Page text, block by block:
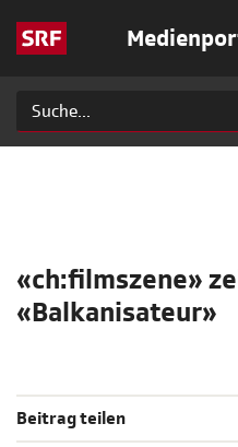
«ch:filmszene»
«Balkanisateur»
Beitrag teilen